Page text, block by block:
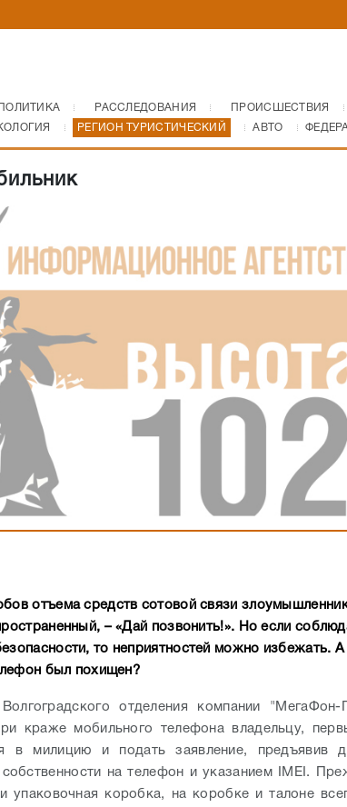
ПОЛИТИКА РАССЛЕДОВАНИЯ ПРОИСШЕСТВИЯ
РЕГИОН ТУРИСТИЧЕСКИЙ АВТО
отъема средств сотовой связи
– «Дай позвонить!». Но если
то неприятностей можно избежать. А
был похищен?
отделения компании "МегаФон-
краже мобильного телефона владельцу,
в милицию и подать заявление, предъявив
на телефон и указанием IMEI.
упаковочная коробка, на коробке и талоне